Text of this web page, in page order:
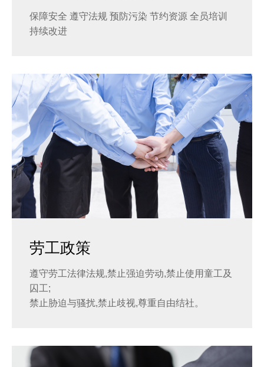
保障安全 遵守法规 预防污染 节约资源 全员培训
持续改进
劳工政策
遵守劳工法律法规,禁止强迫劳动,禁止使用童工及
囚工;
禁止胁迫与骚扰,禁止歧视,尊重自由结社。